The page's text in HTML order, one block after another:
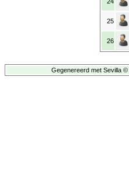
25
26
Gegenereerd met Sevilla ©